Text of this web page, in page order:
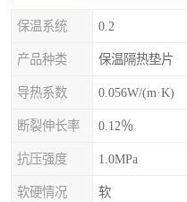
保温系统 0.2
产品种类 保温隔热垫片
导热系数 0.056W/(m·K)
断裂伸长率 0.12％
抗压强度 1.0MPa
软硬情况 软